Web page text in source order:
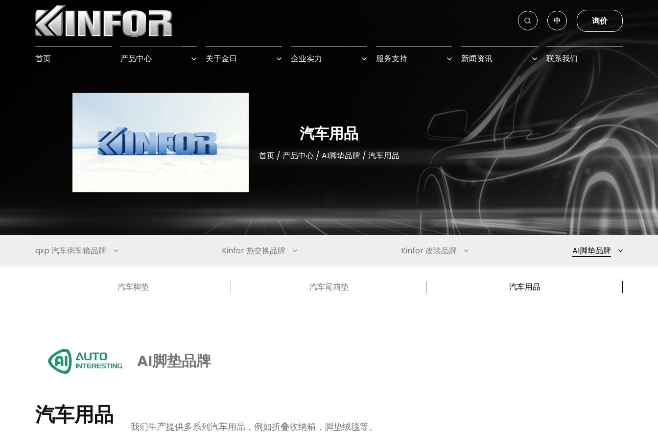
中 询价
首页 产品中心 关于金日 企业实力 服务支持 新闻资讯 联系我们
汽车用品
首页/ 产品中心/ AI脚垫品牌/ 汽车用品
qxp 汽车倒车镜品牌 Kinfor 热交换品牌 Kinfor 改装品牌 AI脚垫品牌
汽车脚垫 汽车尾箱垫 汽车用品
AI脚垫品牌
汽车用品 我们生产提供多系列汽车用品，例如折叠收纳箱，脚垫绒毯等。